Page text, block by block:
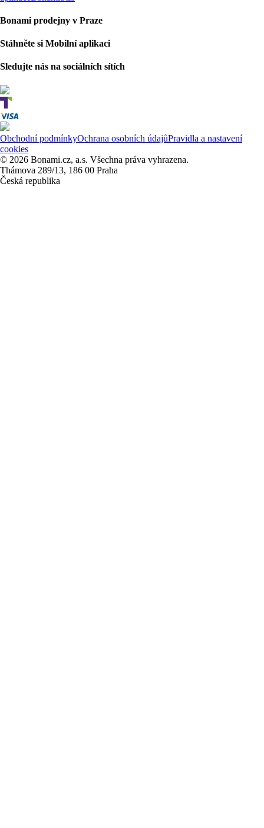
Bonami prodejny v Praze
Stáhněte si Mobilní aplikaci
Sledujte nás na sociálních sítích
Obchodní podmínkyOchrana osobních údajůPravidla a nastavení
cookies
© 2026 Bonami.cz, a.s. Všechna práva vyhrazena.
Thámova 289/13, 186 00 Praha
Česká republika